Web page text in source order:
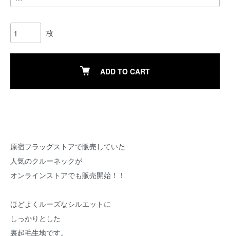
枚
ADD TO CART
原宿フラッグストアで販売していた
人気のクルーネックが
オンラインストアでも販売開始！！
ほどよくルーズなシルエットに
しっかりとした
裏起毛生地です。